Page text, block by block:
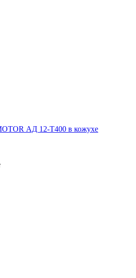
АД 12-T400 в кожухе